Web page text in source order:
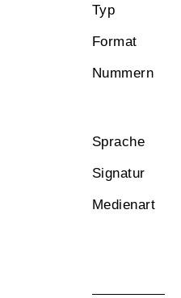
Typ
Format
Nummern
Sprache
Signatur
Medienart